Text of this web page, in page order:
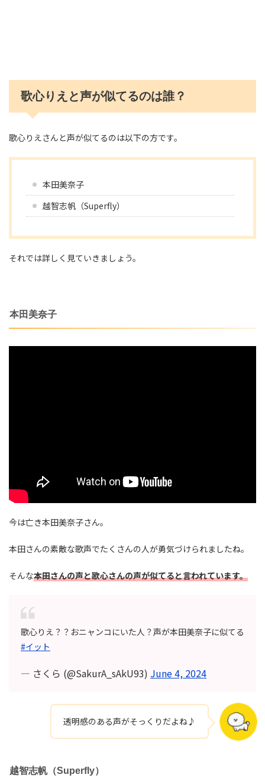
歌心りえと声が似てるのは誰？
歌心りえさんと声が似てるのは以下の方です。
本田美奈子
越智志帆（Superfly）
それでは詳しく見ていきましょう。
本田美奈子
今は亡き本田美奈子さん。
本田さんの素敵な歌声でたくさんの人が勇気づけられましたね。
そんな本田さんの声と歌心さんの声が似てると言われています。
歌心りえ？？おニャンコにいた人？声が本田美奈子に似てる
#イット
— さくら (@SakurA_sAkU93) June 4, 2024
透明感のある声がそっくりだよね♪
越智志帆（Superfly）